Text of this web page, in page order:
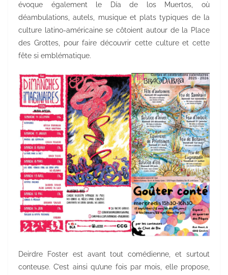
évoque également le Día de los Muertos, où
déambulations, autels, musique et plats typiques de la
culture latino-américaine se côtoient autour de la Place
des Grottes, pour faire découvrir cette culture et cette
fête si emblématique.
Deirdre Foster est avant tout comédienne, et surtout
conteuse. C’est ainsi qu’une fois par mois, elle propose,